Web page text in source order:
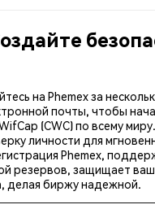
на Phemex за
почты, чтобы
(CWC) по всему
личности для
Phemex,
резервов, защищает ваш
делая биржу надежной.